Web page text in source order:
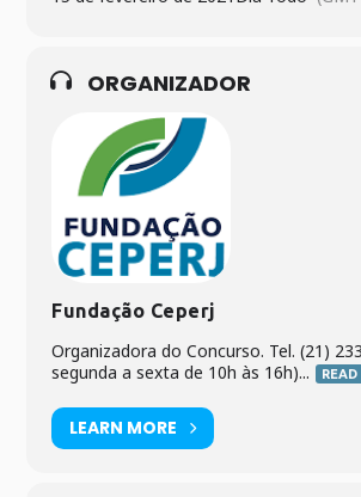
ORGANIZADOR
Fundação Ceperj
Organizadora do Concurso. Tel. (21)
segunda a sexta de 10h às 16h)...
READ
LEARN MORE